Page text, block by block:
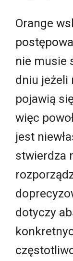
Orange
nie musie
dniu jeżeli
pojawią
więc
jest
stwierdza
dotyczy